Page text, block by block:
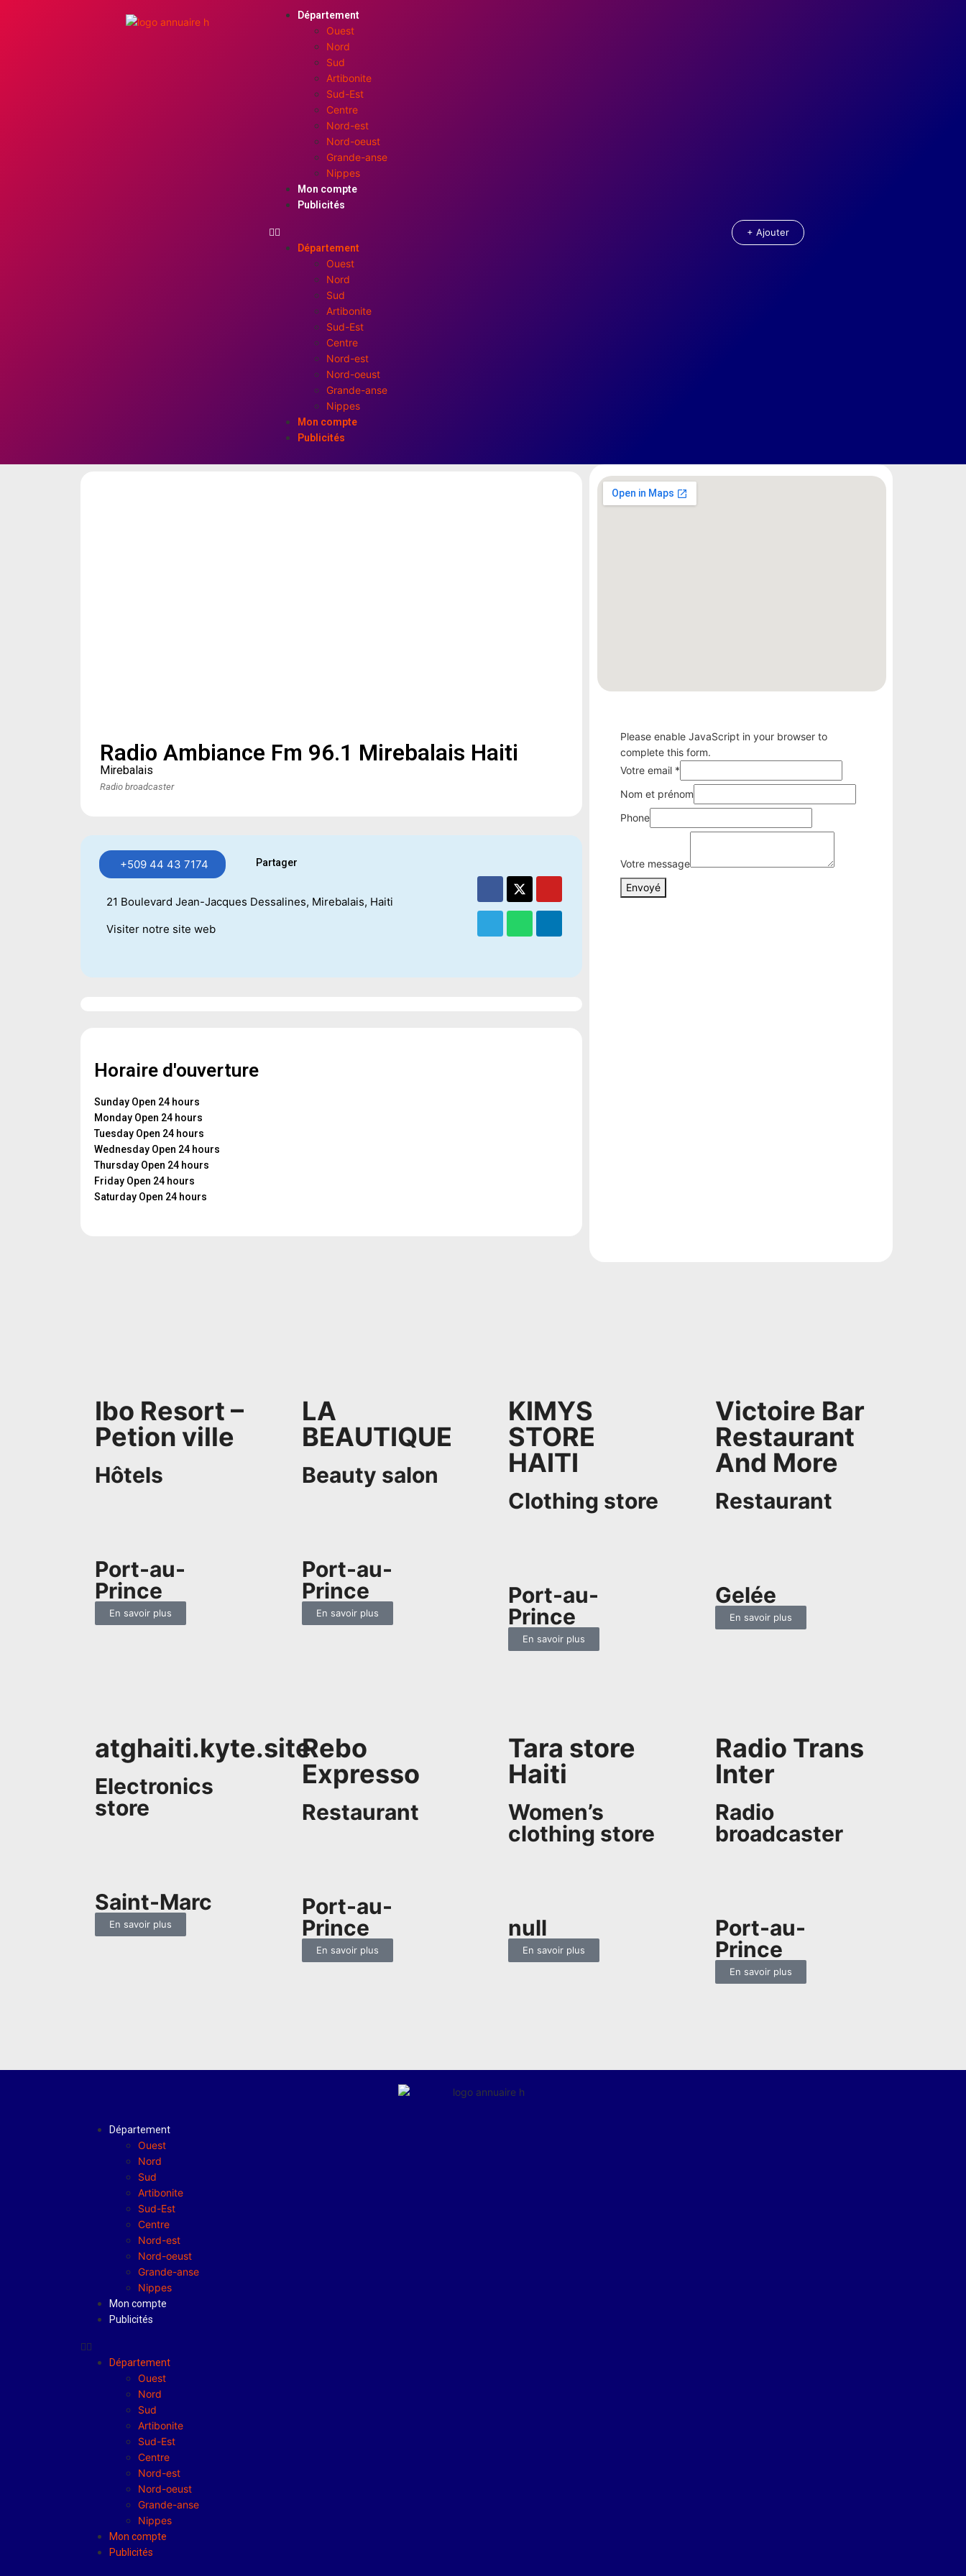
Département
Ouest
Nord
Sud
Artibonite
Sud-Est
Centre
Nord-est
Nord-oeust
Grande-anse
Nippes
Mon compte
Publicités
Département
Ouest
Nord
Sud
Artibonite
Sud-Est
Centre
Nord-est
Nord-oeust
Grande-anse
Nippes
Mon compte
Publicités
+ Ajouter
Radio Ambiance Fm 96.1 Mirebalais Haiti
Mirebalais
Radio broadcaster
+509 44 43 7174 Partager
21 Boulevard Jean-Jacques Dessalines, Mirebalais, Haiti
Visiter notre site web
Horaire d'ouverture
Sunday Open 24 hours
Monday Open 24 hours
Tuesday Open 24 hours
Wednesday Open 24 hours
Thursday Open 24 hours
Friday Open 24 hours
Saturday Open 24 hours
Please enable JavaScript in your browser to
complete this form.
Votre
message
Votre email *
Nom et prénom
Phone
Votre message
Envoyé
Ibo Resort –
Petion ville
Hôtels
Port-au-
Prince
En savoir plus
LA
BEAUTIQUE
Beauty salon
Port-au-
Prince
En savoir plus
KIMYS
STORE
HAITI
Clothing store
Port-au-
Prince
En savoir plus
Victoire Bar
Restaurant
And More
Restaurant
Gelée
En savoir plus
atghaiti.kyte.site
Electronics
store
Saint-Marc
En savoir plus
Rebo
Expresso
Restaurant
Port-au-
Prince
En savoir plus
Tara store
Haiti
Women’s
clothing store
null
En savoir plus
Radio Trans
Inter
Radio
broadcaster
Port-au-
Prince
En savoir plus
Département
Ouest
Nord
Sud
Artibonite
Sud-Est
Centre
Nord-est
Nord-oeust
Grande-anse
Nippes
Mon compte
Publicités
Département
Ouest
Nord
Sud
Artibonite
Sud-Est
Centre
Nord-est
Nord-oeust
Grande-anse
Nippes
Mon compte
Publicités